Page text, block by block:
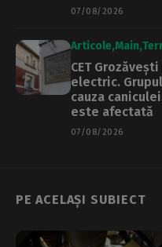
07/08/2026
Articole Main
CET
electric.
cauza
este afectată
07/08/2026
PE ACELAȘI SUBIECT